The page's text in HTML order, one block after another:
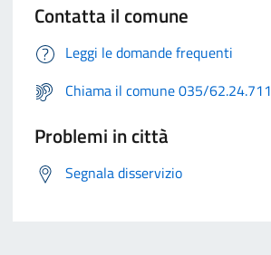
Contatta il comune
Leggi le domande frequenti
Chiama il comune 035/62.24.711
Problemi in città
Segnala disservizio